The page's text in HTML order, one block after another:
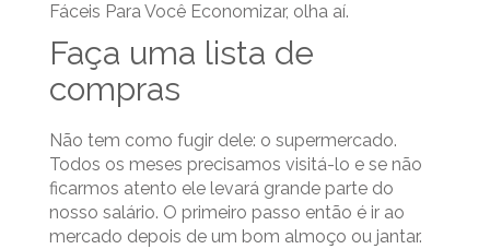
Fáceis Para Você Economizar, olha aí.
Faça uma lista de
compras
Não tem como fugir dele: o supermercado.
Todos os meses precisamos visitá-lo e se não
ficarmos atento ele levará grande parte do
nosso salário. O primeiro passo então é ir ao
mercado depois de um bom almoço ou jantar.